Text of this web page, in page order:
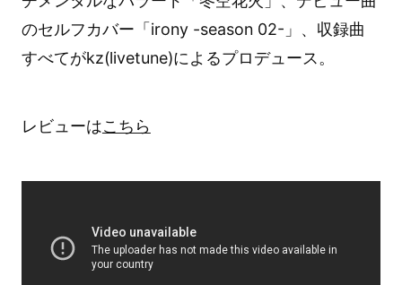
のセルフカバー「irony -season 02-」、収録曲
すべてがkz(livetune)によるプロデュース。
レビューはこちら